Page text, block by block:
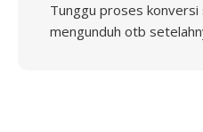
Tunggu proses
mengunduh otb